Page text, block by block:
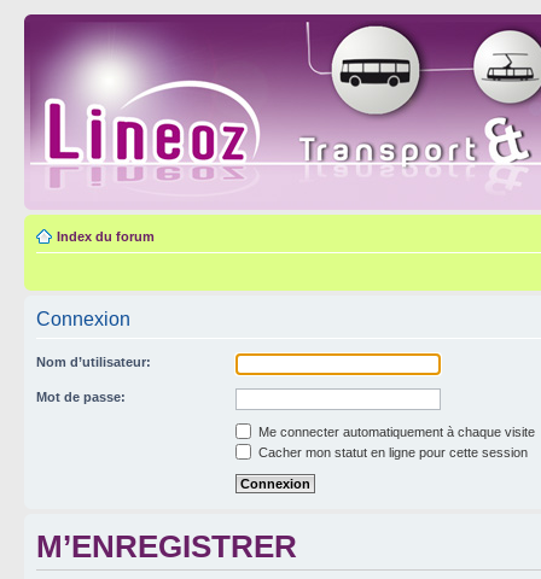
Index du forum
Connexion
Nom d’utilisateur:
Mot de passe:
Me connecter automatiquement à chaque visite
Cacher mon statut en ligne pour cette session
M’ENREGISTRER